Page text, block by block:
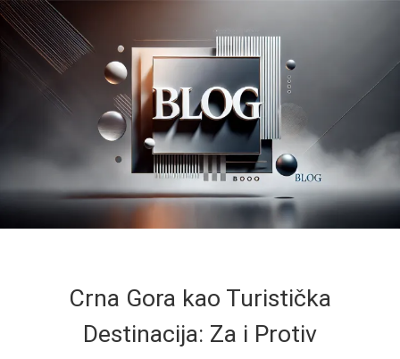
Crna Gora kao Turistička
Destinacija: Za i Protiv